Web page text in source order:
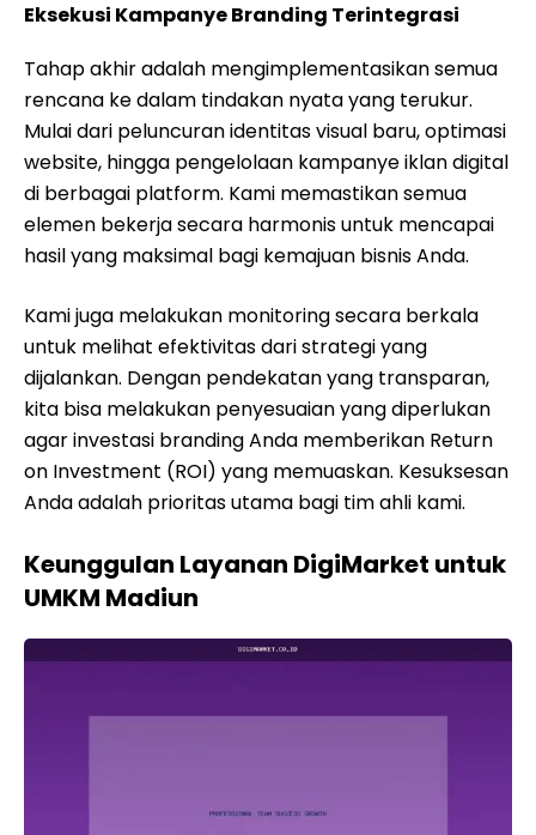
Eksekusi Kampanye Branding Terintegrasi
Tahap akhir adalah mengimplementasikan semua
rencana ke dalam tindakan nyata yang terukur.
Mulai dari peluncuran identitas visual baru, optimasi
website, hingga pengelolaan kampanye iklan digital
di berbagai platform. Kami memastikan semua
elemen bekerja secara harmonis untuk mencapai
hasil yang maksimal bagi kemajuan bisnis Anda.
Kami juga melakukan monitoring secara berkala
untuk melihat efektivitas dari strategi yang
dijalankan. Dengan pendekatan yang transparan,
kita bisa melakukan penyesuaian yang diperlukan
agar investasi branding Anda memberikan Return
on Investment (ROI) yang memuaskan. Kesuksesan
Anda adalah prioritas utama bagi tim ahli kami.
Keunggulan Layanan DigiMarket untuk
UMKM Madiun